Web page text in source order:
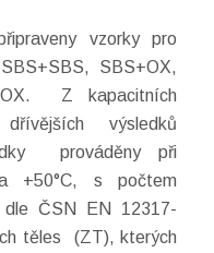
vzorky pro
SBS+OX,
Z kapacitních
výsledků
prováděny při
+50°C, s počtem
dle ČSN EN 12317-
těles (ZT), kterých